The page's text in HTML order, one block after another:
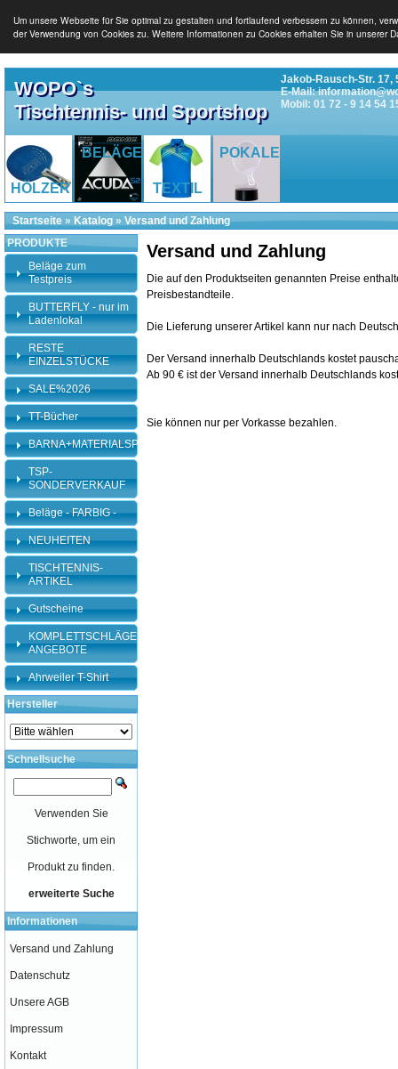
Um unsere Webseite für Sie optimal zu gestalten und fortlaufend verbessern zu können,
der Verwendung von Cookies zu. Weitere Informationen zu Cookies erhalten Sie in unserer
WOPO`s
Tischtennis- und Sportshop
Jakob-Rausch-Str. 17,
E-Mail:
Mobil: 01 72 - 9 14 54
HÖLZER
BELÄGE
TEXTIL
POKALE
Startseite » Katalog » Versand und Zahlung
Versand und Zahlung
Die auf den Produktseiten genannten Preise
Preisbestandteile.
Die Lieferung unserer Artikel kann nur nach
Der Versand innerhalb Deutschlands kostet
Ab 90 € ist der Versand innerhalb Deutschlands
Sie können nur per Vorkasse bezahlen.
PRODUKTE
Beläge zum
Testpreis
BUTTERFLY - nur im
Ladenlokal
RESTE
EINZELSTÜCKE
SALE%2026
TT-Bücher
BARNA+MATERIALSPEZI
TSP-
SONDERVERKAUF
Beläge - FARBIG -
NEUHEITEN
TISCHTENNIS-
ARTIKEL
Gutscheine
KOMPLETTSCHLÄGER-
ANGEBOTE
Ahrweiler T-Shirt
Hersteller
Schnellsuche
Verwenden Sie
Stichworte, um ein
Produkt zu finden.
erweiterte Suche
Informationen
Versand und Zahlung
Datenschutz
Unsere AGB
Impressum
Kontakt